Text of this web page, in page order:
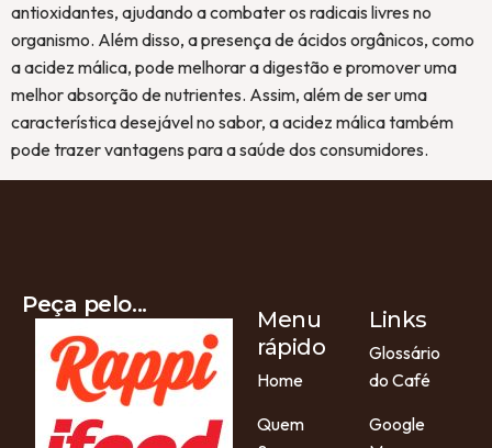
antioxidantes, ajudando a combater os radicais livres no
organismo. Além disso, a presença de ácidos orgânicos, como
a acidez málica, pode melhorar a digestão e promover uma
melhor absorção de nutrientes. Assim, além de ser uma
característica desejável no sabor, a acidez málica também
pode trazer vantagens para a saúde dos consumidores.
Peça pelo...
Menu
rápido
Home
Quem
Links
Glossário
do Café
Google